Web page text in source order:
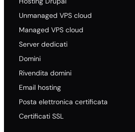
Unmanaged VPS cloud
Managed VPS cloud
Server dedicati
Domini
Rivendita domini
Email hosting
Posta elettronica certificata
Certificati SSL